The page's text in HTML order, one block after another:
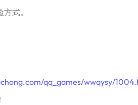
式。
qq_games/wwqysy/